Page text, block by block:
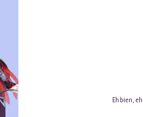
Eh bien,